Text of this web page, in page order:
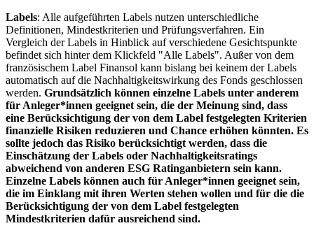
Labels: Alle aufgeführten Labels nutzen unterschiedliche
Definitionen, Mindestkriterien und Prüfungsverfahren. Ein
Vergleich der Labels in Hinblick auf verschiedene Gesichtspunkte
befindet sich hinter dem Klickfeld "Alle Labels". Außer von dem
französischem Label Finansol kann bislang bei keinem der Labels
automatisch auf die Nachhaltigkeitswirkung des Fonds geschlossen
werden. Grundsätzlich können einzelne Labels unter anderem
für Anleger*innen geeignet sein, die der Meinung sind, dass
eine Berücksichtigung der von dem Label festgelegten Kriterien
finanzielle Risiken reduzieren und Chance erhöhen könnten. Es
sollte jedoch das Risiko berücksichtigt werden, dass die
Einschätzung der Labels oder Nachhaltigkeitsratings
abweichend von anderen ESG Ratinganbietern sein kann.
Einzelne Labels können auch für Anleger*innen geeignet sein,
die im Einklang mit ihren Werten stehen wollen und für die die
Berücksichtigung der von dem Label festgelegten
Mindestkriterien dafür ausreichend sind.